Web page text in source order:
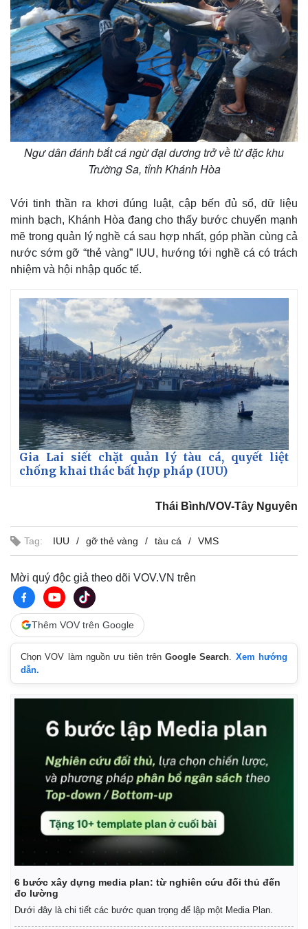
Pháp luật
Vụ án
Tin nóng
Ngư dân đánh bắt cá ngừ đại dương trở về từ đặc khu
Trường Sa, tỉnh Khánh Hòa
Với tinh thần ra khơi đúng luật, cập bến đủ sổ, dữ liệu
minh bạch, Khánh Hòa đang cho thấy bước chuyển mạnh
mẽ trong quản lý nghề cá sau hợp nhất, góp phần cùng cả
nước sớm gỡ “thẻ vàng” IUU, hướng tới nghề cá có trách
nhiệm và hội nhập quốc tế.
Gia Lai siết chặt quản lý tàu cá, quyết liệt
chống khai thác bất hợp pháp (IUU)
Thái Bình/VOV-Tây Nguyên
Tag: IUU gỡ thẻ vàng tàu cá VMS
Mời quý độc giả theo dõi VOV.VN trên
Thêm VOV trên Google
Chọn VOV làm nguồn ưu tiên trênGoogle Search
Xem hướng
dẫn.
6 bước xây dựng media plan: từ nghiên cứu đối thủ đến
đo lường
Dưới đây là chi tiết các bước quan trọng để lập một Media Plan.